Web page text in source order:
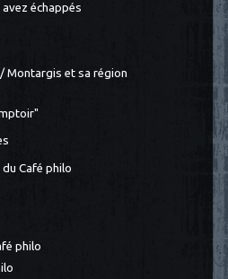
échappés
Montargis et sa région
Café philo
philo